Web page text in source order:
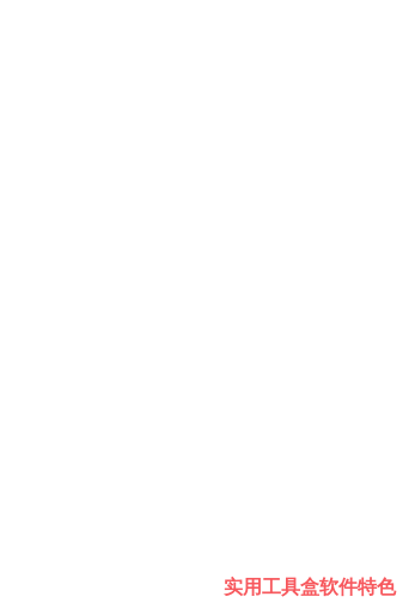
实用工具盒软件特色